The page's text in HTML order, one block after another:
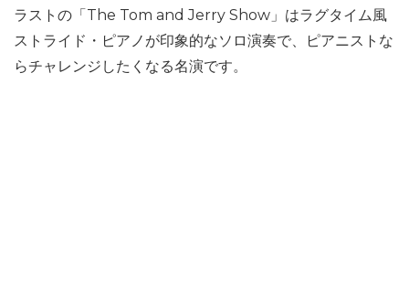
ラストの「The Tom and Jerry Show」はラグタイム風
ストライド・ピアノが印象的なソロ演奏で、ピアニストな
らチャレンジしたくなる名演です。